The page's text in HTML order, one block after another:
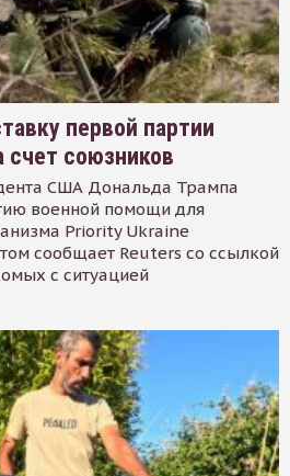
первой партии
счет союзников
США Дональда Трампа
военной помощи для
Priority Ukraine
сообщает Reuters со ссылкой
с ситуацией